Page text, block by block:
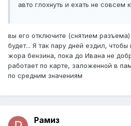
авто глохнуть и ехать не совсем
вы его отключите (снятием
будет... Я так пару дней ездил,
жора бензина, пока до Ивана не
работает по карте, заложенной в
по средним значениям
Рамиз